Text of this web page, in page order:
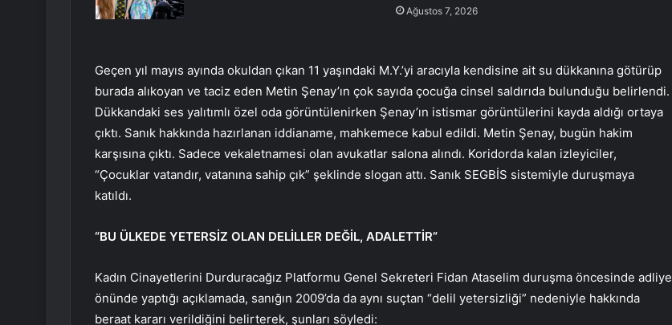
Ağustos 7, 2026
Geçen yıl mayıs ayında okuldan çıkan 11 yaşındaki M.Y.’yi aracıyla kendisine ait su dükkanına götürüp
burada alıkoyan ve taciz eden Metin Şenay’ın çok sayıda çocuğa cinsel saldırıda bulunduğu belirlendi.
Dükkandaki ses yalıtımlı özel oda görüntülenirken Şenay’ın istismar görüntülerini kayda aldığı ortaya
çıktı. Sanık hakkında hazırlanan iddianame, mahkemece kabul edildi. Metin Şenay, bugün hakim
karşısına çıktı. Sadece vekaletnamesi olan avukatlar salona alındı. Koridorda kalan izleyiciler,
“Çocuklar vatandır, vatanına sahip çık” şeklinde slogan attı. Sanık SEGBİS sistemiyle duruşmaya
katıldı.
“BU ÜLKEDE YETERSİZ OLAN DELİLLER DEĞİL, ADALETTİR”
Kadın Cinayetlerini Durduracağız Platformu Genel Sekreteri Fidan Ataselim duruşma öncesinde adliye
önünde yaptığı açıklamada, sanığın 2009’da da aynı suçtan “delil yetersizliği” nedeniyle hakkında
beraat kararı verildiğini belirterek, şunları söyledi: